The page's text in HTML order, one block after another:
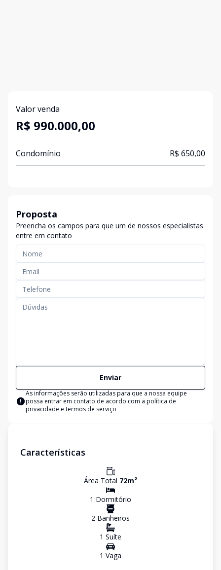
Valor venda
R$ 990.000,00
Condomínio R$ 650,00
Proposta
Preencha os campos para que um de nossos especialistas
entre em contato
Enviar
As informações serão utilizadas para que a nossa equipe
possa entrar em contato de acordo com a política de
privacidade e termos de serviço
Características
Área Total 72m²
1 Dormitório
2 Banheiros
1 Suíte
1 Vaga